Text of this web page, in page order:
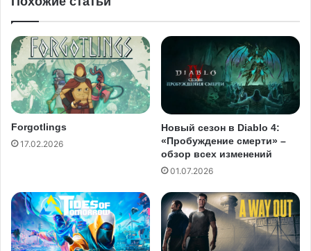
Forgotlings
17.02.2026
Новый сезон в Diablo 4:
«Пробуждение смерти» –
обзор всех изменений
01.07.2026